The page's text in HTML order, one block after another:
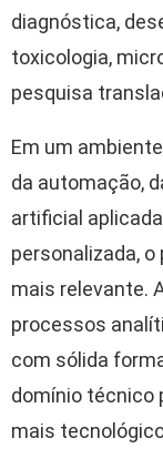
diagnóstica,
toxicologia,
pesquisa
Em um
da automação,
artificial
personalizada,
mais relevante.
processos
com sólida
domínio técnico
mais